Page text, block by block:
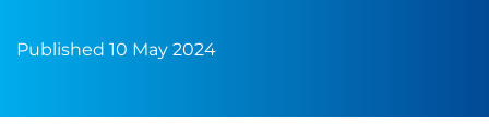
Published 10 May 2024